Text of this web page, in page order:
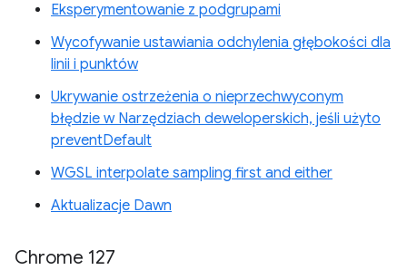
Eksperymentowanie z podgrupami
Wycofywanie ustawiania odchylenia głębokości dla
linii i punktów
Ukrywanie ostrzeżenia o nieprzechwyconym
błędzie w Narzędziach deweloperskich, jeśli użyto
preventDefault
WGSL interpolate sampling first and either
Aktualizacje Dawn
Chrome 127